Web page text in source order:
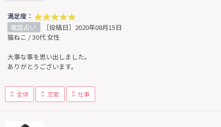
満足度：
電話占い
［投稿日］2020年08月15日
猫ねこ / 30代 女性
大事な事を思い出しました。
ありがとうございます。
全体 恋愛 仕事